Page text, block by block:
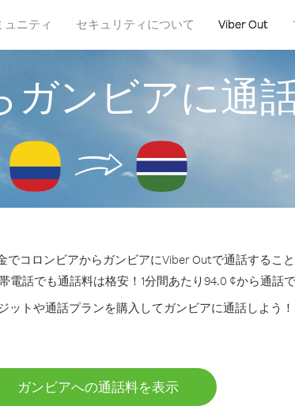
ュニティ セキュリティについて Viber Out
ガンビアに通
コロンビアからガンビアにViber Outで通話すること
電話でも通話料は格安！1分間あたり94.0 ¢から通話で
ットや通話プランを購入してガンビアに通話しよう！
ガンビアへの通話料を表示